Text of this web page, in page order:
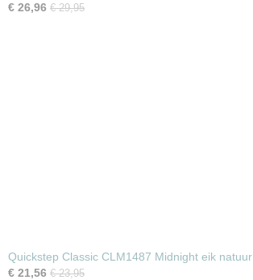
€ 26,96 € 29,95
Quickstep Classic CLM1487 Midnight eik natuur
€ 21,56 € 23,95